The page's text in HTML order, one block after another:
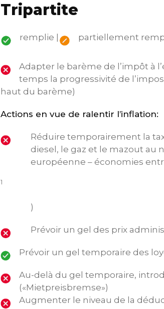
Tripartite
remplie | partiellement
Adapter le barème de l’impôt à
temps la progressivité de
haut du barème)
Actions en vue de ralentir l’inflation:
Réduire temporairement la
diesel, le gaz et le mazout au
européenne – économies
1
)
Prévoir un gel des prix
Prévoir un gel temporaire des
Au-delà du gel temporaire,
(«Mietpreisbremse»)
Augmenter le niveau de la